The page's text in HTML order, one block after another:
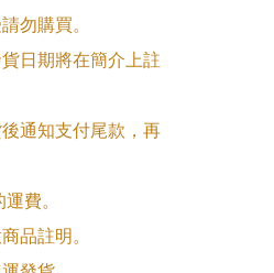
勿購買。
日期將在簡介上註
通知支付尾款，再
費。
品註明。